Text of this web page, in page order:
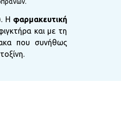
Η φαρμακευτική
και με τη
που συνήθως